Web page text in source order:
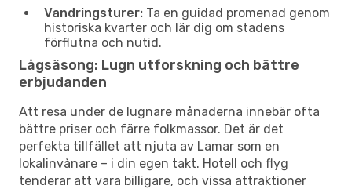
Vandringsturer: Ta en guidad promenad genom
historiska kvarter och lär dig om stadens
förflutna och nutid.
Lågsäsong: Lugn utforskning och bättre
erbjudanden
Att resa under de lugnare månaderna innebär ofta
bättre priser och färre folkmassor. Det är det
perfekta tillfället att njuta av Lamar som en
lokalinvånare – i din egen takt. Hotell och flyg
tenderar att vara billigare, och vissa attraktioner